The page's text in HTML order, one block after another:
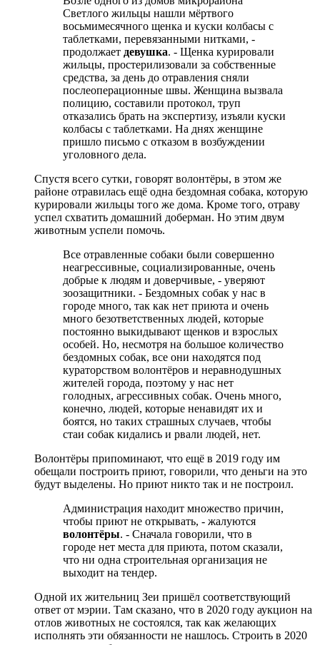
Светлого жильцы нашли мёртвого
восьмимесячного щенка и куски колбасы с
таблетками, перевязанными нитками, -
продолжает девушка. - Щенка курировали
жильцы, простерилизовали за собственные
средства, за день до отравления сняли
послеоперационные швы. Женщина вызвала
полицию, составили протокол, труп
отказались брать на экспертизу, изъяли куски
колбасы с таблетками. На днях женщине
пришло письмо с отказом в возбуждении
уголовного дела.
Спустя всего сутки, говорят волонтёры, в этом же
районе отравилась ещё одна бездомная собака, которую
курировали жильцы того же дома. Кроме того, отраву
успел схватить домашний доберман. Но этим двум
животным успели помочь.
Все отравленные собаки были совершенно
неагрессивные, социализированные, очень
добрые к людям и доверчивые, - уверяют
зоозащитники. - Бездомных собак у нас в
городе много, так как нет приюта и очень
много безответственных людей, которые
постоянно выкидывают щенков и взрослых
особей. Но, несмотря на большое количество
бездомных собак, все они находятся под
кураторством волонтёров и неравнодушных
жителей города, поэтому у нас нет
голодных, агрессивных собак. Очень много,
конечно, людей, которые ненавидят их и
боятся, но таких страшных случаев, чтобы
стаи собак кидались и рвали людей, нет.
Волонтёры припоминают, что ещё в 2019 году им
обещали построить приют, говорили, что деньги на это
будут выделены. Но приют никто так и не построил.
Администрация находит множество причин,
чтобы приют не открывать, - жалуются
волонтёры. - Сначала говорили, что в
городе нет места для приюта, потом сказали,
что ни одна строительная организация не
выходит на тендер.
Одной их жительниц Зеи пришёл соответствующий
ответ от мэрии. Там сказано, что в 2020 году аукцион на
отлов животных не состоялся, так как желающих
исполнять эти обязанности не нашлось. Строить в 2020